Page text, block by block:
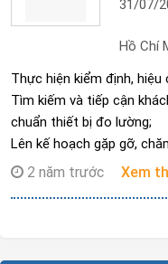
31/07/
Hồ Chí
Thực hiện kiểm định,
Tìm kiếm và tiếp cận
chuẩn thiết bị đo lường;
Lên kế hoạch gặp gỡ,
khi thực hiện dịch vụ
2 năm trước Xem